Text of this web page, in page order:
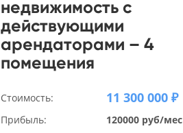
недвижимость с
действующими
арендаторами – 4
помещения
Стоимость: 11 300 000 ₽
Прибыль:
120000 руб/мес